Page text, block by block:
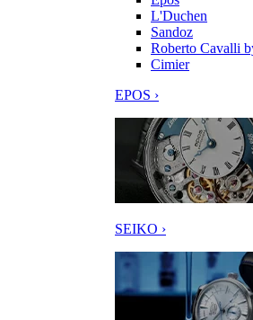
L'Duchen
Sandoz
Roberto Cavalli
Cimier
EPOS ›
SEIKO ›